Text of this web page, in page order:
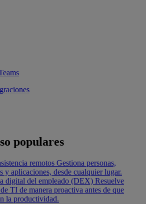
populares
remotos Gestiona personas,
y aplicaciones, desde cualquier lugar.
digital del empleado (DEX) Resuelve
TI de manera proactiva antes de que
la productividad.